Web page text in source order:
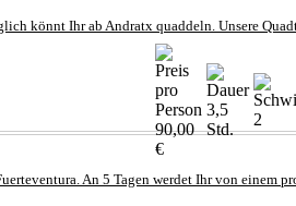
könnt Ihr ab Andratx quaddeln. Unsere
90,00
€
3,5
Std.
2
An 5 Tagen werdet Ihr von einem